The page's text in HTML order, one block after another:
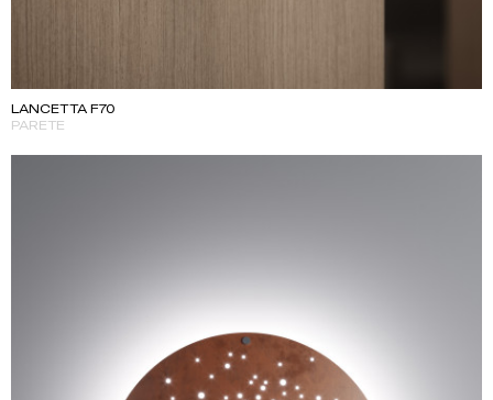
LANCETTA F70
PARETE